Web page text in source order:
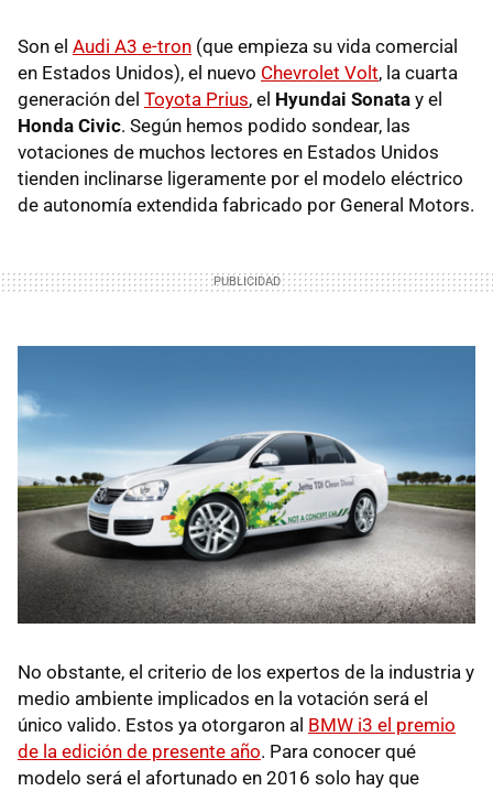
Son el Audi A3 e-tron (que empieza su vida comercial
en Estados Unidos), el nuevo Chevrolet Volt, la cuarta
generación del Toyota Prius, el Hyundai Sonata y el
Honda Civic. Según hemos podido sondear, las
votaciones de muchos lectores en Estados Unidos
tienden inclinarse ligeramente por el modelo eléctrico
de autonomía extendida fabricado por General Motors.
No obstante, el criterio de los expertos de la industria y
medio ambiente implicados en la votación será el
único valido. Estos ya otorgaron al BMW i3 el premio
de la edición de presente año. Para conocer qué
modelo será el afortunado en 2016 solo hay que